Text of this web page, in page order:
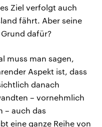
Ziel verfolgt auch
fährt. Aber seine
dafür?
muss man sagen,
Aspekt ist, dass
danach
– vornehmlich
– auch das
eine ganze Reihe von